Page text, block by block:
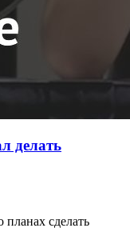
делать
сделать